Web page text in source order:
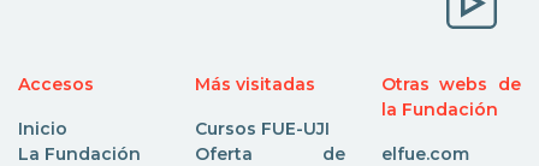
Accesos
Inicio
La Fundación
Más visitadas
Cursos FUE-UJI
Oferta de
Otras webs de
la Fundación
elfue.com